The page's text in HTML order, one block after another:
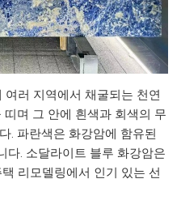
러 지역에서 채굴되는 천연
며 그 안에 흰색과 회색의 무
. 파란색은 화강암에 함유된
다. 소달라이트 블루 화강암은
리모델링에서 인기 있는 선